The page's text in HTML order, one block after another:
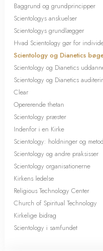
Baggrund og grundprincipper
Scientologys anskuelser
Scientologys grundlægger
Hvad Scientology gør for
Scientology og Dianetics
Scientology og Dianetics
Scientology og Dianetics
Clear
Opererende thetan
Scientology præster
Indenfor i en Kirke
Scientology: holdninger og
Scientology og andre praksisser
Scientology organisationerne
Kirkens ledelse
Religious Technology Center
Church of Spiritual Technology
Kirkelige bidrag
Scientology i samfundet